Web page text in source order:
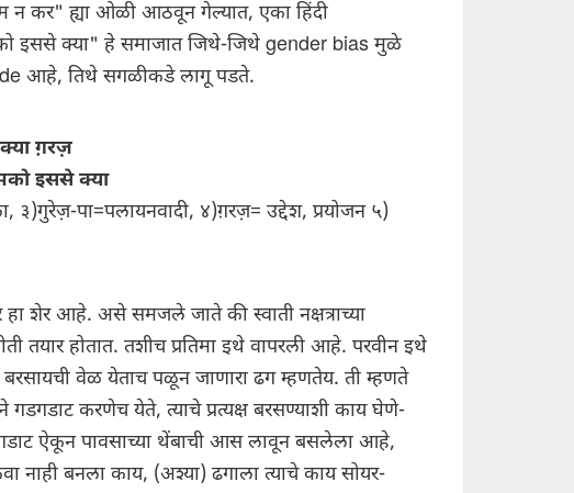
न कर" ह्या ओळी आठवून गेल्यात, एका हिंदी
इससे क्या" हे समाजात जिथे-जिथे gender bias मुळे
आहे, तिथे सगळीकडे लागू पडते.
ग़रज़
इससे क्या
३)गुरेज़-पा=पलायनवादी, ४)ग़रज़= उद्देश, प्रयोजन ५)
हा शेर आहे. असे समजले जाते की स्वाती नक्षत्राच्या
तयार होतात. तशीच प्रतिमा इथे वापरली आहे. परवीन इथे
वेळ येताच पळून जाणारा ढग म्हणतेय. ती म्हणते
गडगडाट करणेच येते, त्याचे प्रत्यक्ष बरसण्याशी काय घेणे-
ऐकून पावसाच्या थेंबाची आस लावून बसलेला आहे,
नाही बनला काय, (अश्या) ढगाला त्याचे काय सोयर-